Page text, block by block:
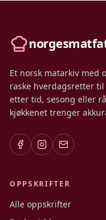
Et norsk matarkiv med
raske hverdagsretter
etter tid, sesong eller
kjøkkenet trenger
OPPSKRIFTER
Alle oppskrifter